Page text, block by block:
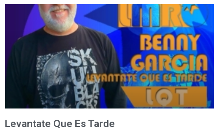
Levantate Que Es Tarde